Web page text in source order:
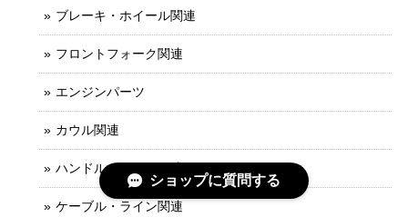
ブレーキ・ホイール関連
フロントフォーク関連
エンジンパーツ
カウル関連
ハンドル・レバー関連
ケーブル・ライン関連
ショップに質問する